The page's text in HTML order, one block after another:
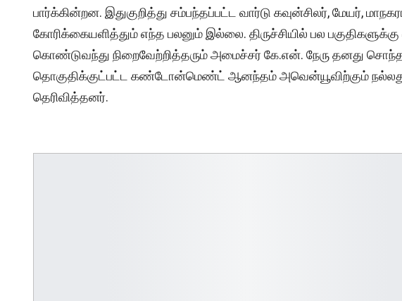
பார்க்கின்றன. இதுகுறித்து சம்பந்தப்பட்ட வார்டு கவுன்சிலர், மேயர்,
கோரிக்கையளித்தும் எந்த பலனும் இல்லை. திருச்சியில் பல
கொண்டுவந்து நிறைவேற்றித்தரும் அமைச்சர் கே.என். நேரு தனது சொந்த
தொகுதிக்குட்பட்ட கண்டோன்மெண்ட் ஆனந்தம் அவென்யூவிற்கும்
தெரிவித்தனர்.